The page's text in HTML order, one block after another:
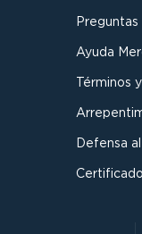
Ayuda
Términos
Defensa